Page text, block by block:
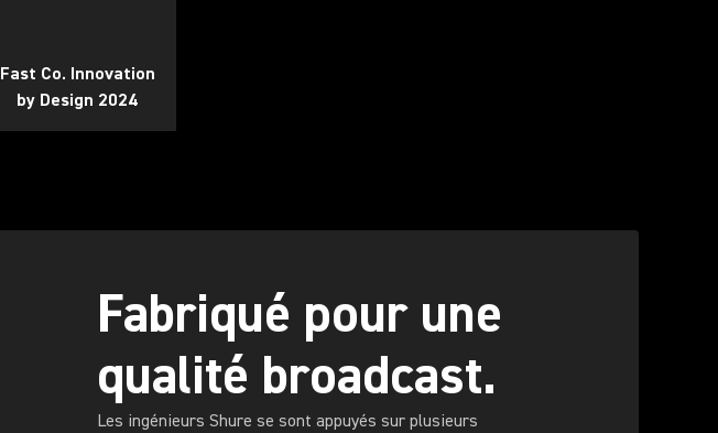
Fast Co. Innovation
by Design 2024
Fabriqué pour une
qualité broadcast.
Les ingénieurs Shure se sont appuyés sur plusieurs